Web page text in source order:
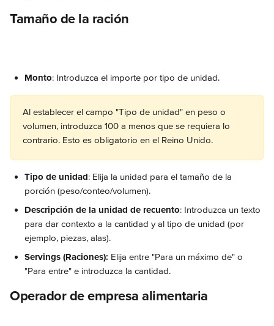
Tamaño de la ración
Monto: Introduzca el importe por tipo de unidad.
Al establecer el campo "Tipo de unidad" en peso o
volumen, introduzca 100 a menos que se requiera lo
contrario. Esto es obligatorio en el Reino Unido.
Tipo de unidad: Elija la unidad para el tamaño de la
porción (peso/conteo/volumen).
Descripción de la unidad de recuento: Introduzca un texto
para dar contexto a la cantidad y al tipo de unidad (por
ejemplo, piezas, alas).
Servings (Raciones): Elija entre "Para un máximo de" o
"Para entre" e introduzca la cantidad.
Operador de empresa alimentaria